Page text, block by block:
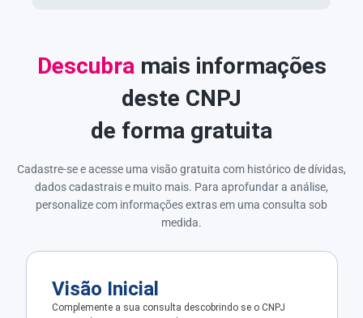
Descubramais informações
deste CNPJ
de forma gratuita
Cadastre-se e acesse uma visão gratuita com histórico de dívidas,
dados cadastrais e muito mais. Para aprofundar a análise,
personalize com informações extras em uma consulta sob
medida.
Visão Inicial
Complemente a sua consulta descobrindo se o CNPJ